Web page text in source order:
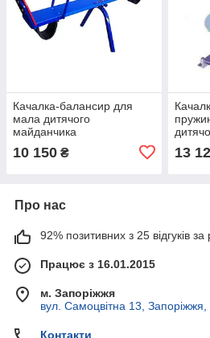
Качалка-балансир для
мала дитячого
майданчика
10 150 ₴ 13
Про нас
92% позитивних з 25 відгуків за
Працює з 16.01.2015
м. Запоріжжя
вул. Самоцвітна 13, Запоріжжя,
Контакти